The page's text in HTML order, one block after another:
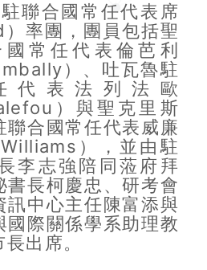
聯合國常任代表席
率團，團員包括聖
常任代表倫芭利
）、吐瓦魯駐
代表法列法歐
）與聖克里斯
聯合國常任代表威廉
），並由駐
李志強陪同蒞府拜
書長柯慶忠、研考會
訊中心主任陳富添與
國際關係學系助理教
出席。